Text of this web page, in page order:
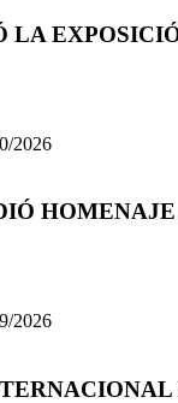
LA
2026
2026